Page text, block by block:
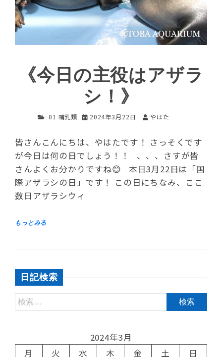
《今日の主役はアザラ
シ！》
01 哺乳類 2024年3月22日 やはた
皆さんこんにちは、やはたです！ さっそくです
が今日は何の日でしょう！！ 、、、さすが皆
さんよくお分かりですね😊 本日3月22日は「国
際アザラシの日」です！ この日にちなみ、ここ
数日アザラシウィ
日記検索
2024年3月
月
火 水 木 金 土 日